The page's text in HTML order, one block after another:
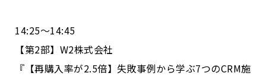
14:25〜14:45
【第2部】W2株式会社
『【再購入率が2.5倍】失敗事例から学ぶ7つのCRM施